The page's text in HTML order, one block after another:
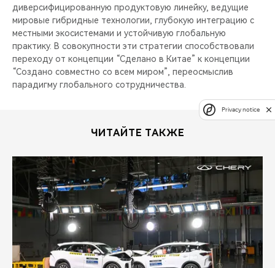
диверсифицированную продуктовую линейку, ведущие
мировые гибридные технологии, глубокую интеграцию с
местными экосистемами и устойчивую глобальную
практику. В совокупности эти стратегии способствовали
переходу от концепции “Сделано в Китае” к концепции
“Создано совместно со всем миром”, переосмыслив
парадигму глобального сотрудничества.
ЧИТАЙТЕ ТАКЖЕ
Privacy notice